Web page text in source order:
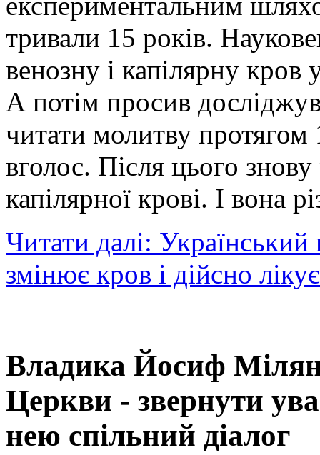
тривали 15 років.
венозну і капілярну кров
А потім просив
читати молитву
вголос. Після цього
капілярної крові. І вона
Читати далі:
змінює кров і дійсно лікує
Владика Йосиф
Церкви - звернути
нею спільний діалог